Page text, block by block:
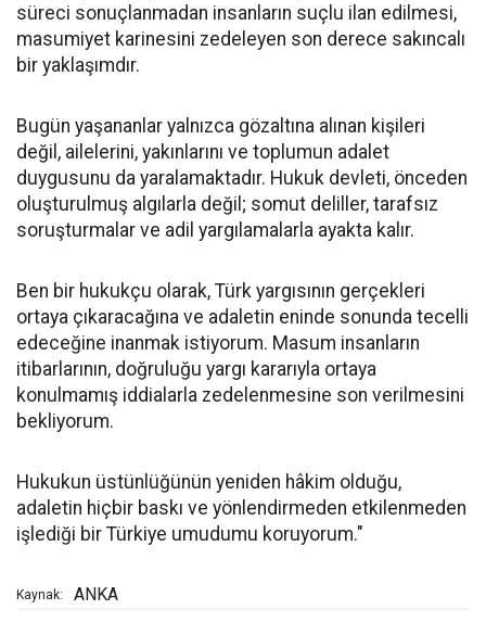
süreci sonuçlanmadan insanların suçlu ilan edilmesi,
masumiyet karinesini zedeleyen son derece sakıncalı
bir yaklaşımdır.
Bugün yaşananlar yalnızca gözaltına alınan kişileri
değil, ailelerini, yakınlarını ve toplumun adalet
duygusunu da yaralamaktadır. Hukuk devleti, önceden
oluşturulmuş algılarla değil; somut deliller, tarafsız
soruşturmalar ve adil yargılamalarla ayakta kalır.
Ben bir hukukçu olarak, Türk yargısının gerçekleri
ortaya çıkaracağına ve adaletin eninde sonunda tecelli
edeceğine inanmak istiyorum. Masum insanların
itibarlarının, doğruluğu yargı kararıyla ortaya
konulmamış iddialarla zedelenmesine son verilmesini
bekliyorum.
Hukukun üstünlüğünün yeniden hâkim olduğu,
adaletin hiçbir baskı ve yönlendirmeden etkilenmeden
işlediği bir Türkiye umudumu koruyorum."
Kaynak: ANKA